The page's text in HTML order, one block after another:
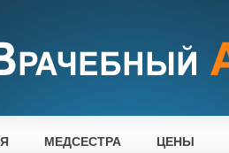
МЕДСЕСТРА ЦЕНЫ